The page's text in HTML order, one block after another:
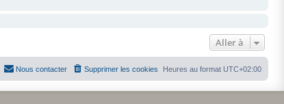
Aller à
Heures au format UTC+02:00
Supprimer les cookies
Nous contacter